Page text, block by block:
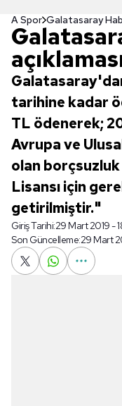
A Spor Galatasaray
tarihine kadar
TL ödenerek;
Avrupa ve
olan
Lisansı için
getirilmiştir."
Giriş Tarihi:29 Mart 2019 -
Son Güncelleme:29 Mart